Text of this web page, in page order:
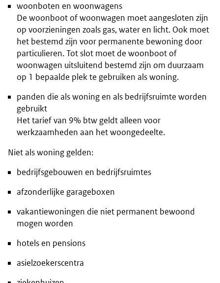
woonboten en woonwagens
De woonboot of woonwagen moet aangesloten zijn
op voorzieningen zoals gas, water en licht. Ook moet
het bestemd zijn voor permanente bewoning door
particulieren. Tot slot moet de woonboot of
woonwagen uitsluitend bestemd zijn om duurzaam
op 1 bepaalde plek te gebruiken als woning.
panden die als woning en als bedrijfsruimte worden
gebruikt
Het tarief van 9% btw geldt alleen voor
werkzaamheden aan het woongedeelte.
Niet als woning gelden:
bedrijfsgebouwen en bedrijfsruimtes
afzonderlijke garageboxen
vakantiewoningen die niet permanent bewoond
mogen worden
hotels en pensions
asielzoekerscentra